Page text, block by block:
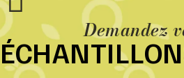
Demandez